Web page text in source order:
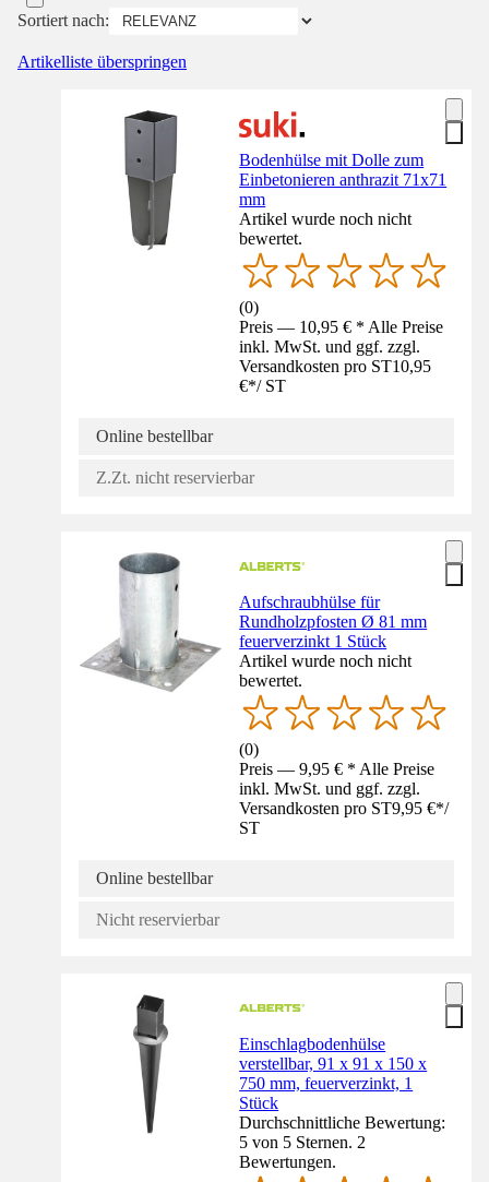
Sortiert nach:
Artikelliste überspringen
Bodenhülse mit Dolle zum
Einbetonieren anthrazit 71x71
mm
Artikel wurde noch nicht
bewertet.
(0)
Preis — 10,95 € * Alle Preise
inkl. MwSt. und ggf. zzgl.
Versandkosten pro ST10,95
€*/ ST
Online bestellbar
Z.Zt. nicht reservierbar
Aufschraubhülse für
Rundholzpfosten Ø 81 mm
feuerverzinkt 1 Stück
Artikel wurde noch nicht
bewertet.
(0)
Preis — 9,95 € * Alle Preise
inkl. MwSt. und ggf. zzgl.
Versandkosten pro ST9,95 €*/
ST
Online bestellbar
Nicht reservierbar
Einschlagbodenhülse
verstellbar, 91 x 91 x 150 x
750 mm, feuerverzinkt, 1
Stück
Durchschnittliche Bewertung:
5 von 5 Sternen. 2
Bewertungen.